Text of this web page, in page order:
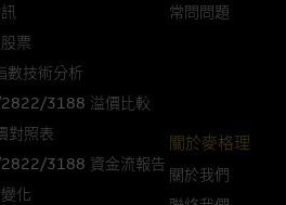
閣下應閱讀載于
有強制贖回機制可能被提早終止，届時(i)
票
數技術分析
3188 溢價比較
對照表
3188 資金流報告
化
常問問題
關於麥格理
關於我們